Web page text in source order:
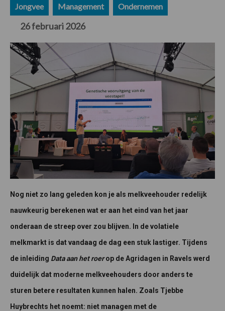
Jongvee Management Ondernemen
26 februari 2026
Nog niet zo lang geleden kon je als melkveehouder redelijk
nauwkeurig berekenen wat er aan het eind van het jaar
onderaan de streep over zou blijven. In de volatiele
melkmarkt is dat vandaag de dag een stuk lastiger. Tijdens
de inleiding Data aan het roerop de Agridagen in Ravels werd
duidelijk dat moderne melkveehouders door anders te
sturen betere resultaten kunnen halen. Zoals Tjebbe
Huybrechts het noemt: niet managen met de